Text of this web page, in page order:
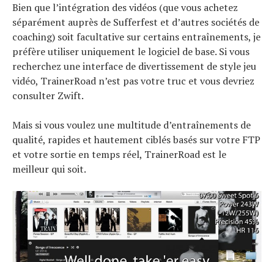
Bien que l’intégration des vidéos (que vous achetez
séparément auprès de Sufferfest et d’autres sociétés de
coaching) soit facultative sur certains entraînements, je
préfère utiliser uniquement le logiciel de base. Si vous
recherchez une interface de divertissement de style jeu
vidéo, TrainerRoad n’est pas votre truc et vous devriez
consulter Zwift.
Mais si vous voulez une multitude d’entraînements de
qualité, rapides et hautement ciblés basés sur votre FTP
et votre sortie en temps réel, TrainerRoad est le
meilleur qui soit.